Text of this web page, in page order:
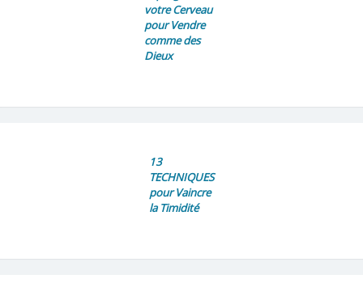
votre Cerveau
pour Vendre
comme des
Dieux
13
TECHNIQUES
pour Vaincre
la Timidité